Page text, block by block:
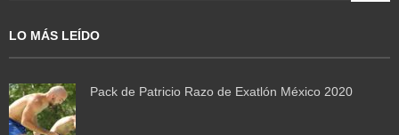
LO MÁS LEÍDO
Pack de Patricio Razo de Exatlón México 2020